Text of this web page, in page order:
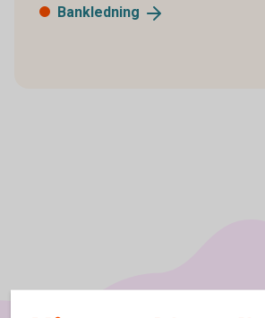
Bankledning